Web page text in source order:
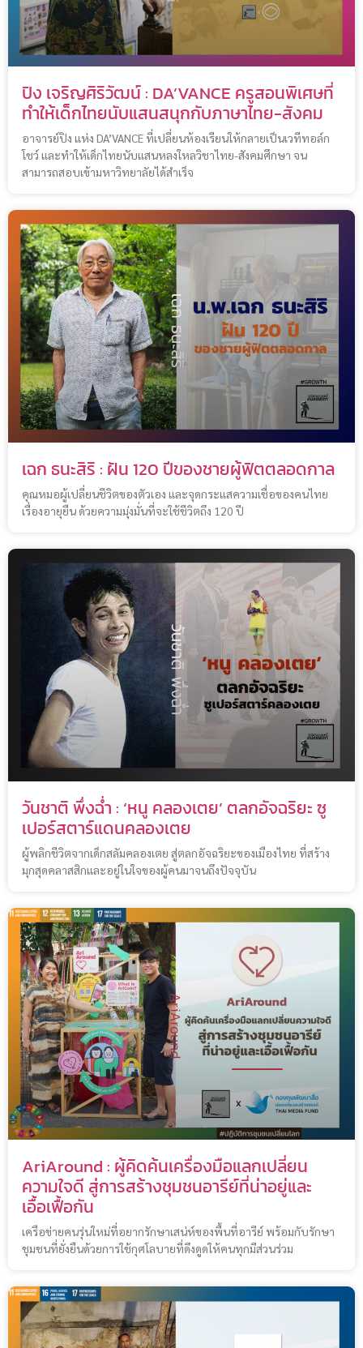
ปิง เจริญศิริวัฒน์ : DA’VANCE ครูสอนพิเศษที่
ทำให้เด็กไทยนับแสนสนุกกับภาษาไทย-สังคม
อาจารย์ปิง แห่ง DA’VANCE ที่เปลี่ยนห้องเรียนให้กลายเป็นเวทีทอล์ก
โชว์ และทำให้เด็กไทยนับแสนหลงใหลวิชาไทย-สังคมศึกษา จน
สามารถสอบเข้ามหาวิทยาลัยได้สำเร็จ
เฉก ธนะสิริ : ฝัน 120 ปีของชายผู้ฟิตตลอดกาล
คุณหมอผู้เปลี่ยนชีวิตของตัวเอง และจุดกระแสความเชื่อของคนไทย
เรื่องอายุยืน ด้วยความมุ่งมั่นที่จะใช้ชีวิตถึง 120 ปี
วันชาติ พึ่งฉ่ำ : ‘หนู คลองเตย’ ตลกอัจฉริยะ ซู
เปอร์สตาร์แดนคลองเตย
ผู้พลิกชีวิตจากเด็กสลัมคลองเตย สู่ตลกอัจฉริยะของเมืองไทย ที่สร้าง
มุกสุดคลาสสิกและอยู่ในใจของผู้คนมาจนถึงปัจจุบัน
AriAround : ผู้คิดค้นเครื่องมือแลกเปลี่ยน
ความใจดี สู่การสร้างชุมชนอารีย์ที่น่าอยู่และ
เอื้อเฟื้อกัน
เครือข่ายคนรุ่นใหม่ที่อยากรักษาเสน่ห์ของพื้นที่อารีย์ พร้อมกับรักษา
ชุมชนที่ยั่งยืนด้วยการใช้กุศโลบายที่ดึงดูดให้คนทุกมีส่วนร่วม